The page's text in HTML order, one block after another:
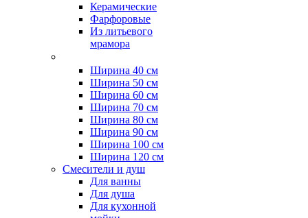
Керамические
Фарфоровые
Из литьевого
мрамора
Ширина 40 см
Ширина 50 см
Ширина 60 см
Ширина 70 см
Ширина 80 см
Ширина 90 см
Ширина 100 см
Ширина 120 см
Смесители и душ
Для ванны
Для душа
Для кухонной